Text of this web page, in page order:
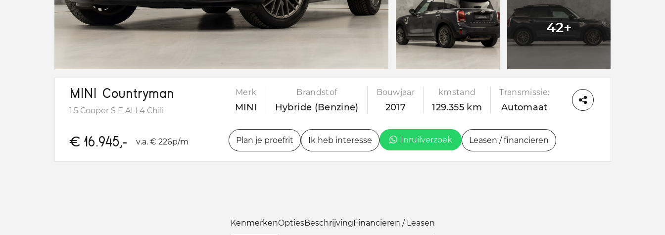
42+
MINI Countryman
1.5 Cooper S E ALL4 Chili
€ 16.945,- v.a. € 226p/m
Merk
MINI
Brandstof
Hybride (Benzine)
Bouwjaar
2017
kmstand
129.355 km
Transmissie:
Automaat
Plan je proefrit Ik heb interesse Inruilverzoek Leasen / financieren
KenmerkenOptiesBeschrijvingFinancieren / Leasen